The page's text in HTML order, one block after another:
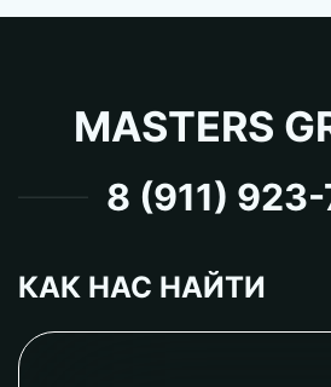
MASTERS
8 (911)
КАК НАС НАЙТИ